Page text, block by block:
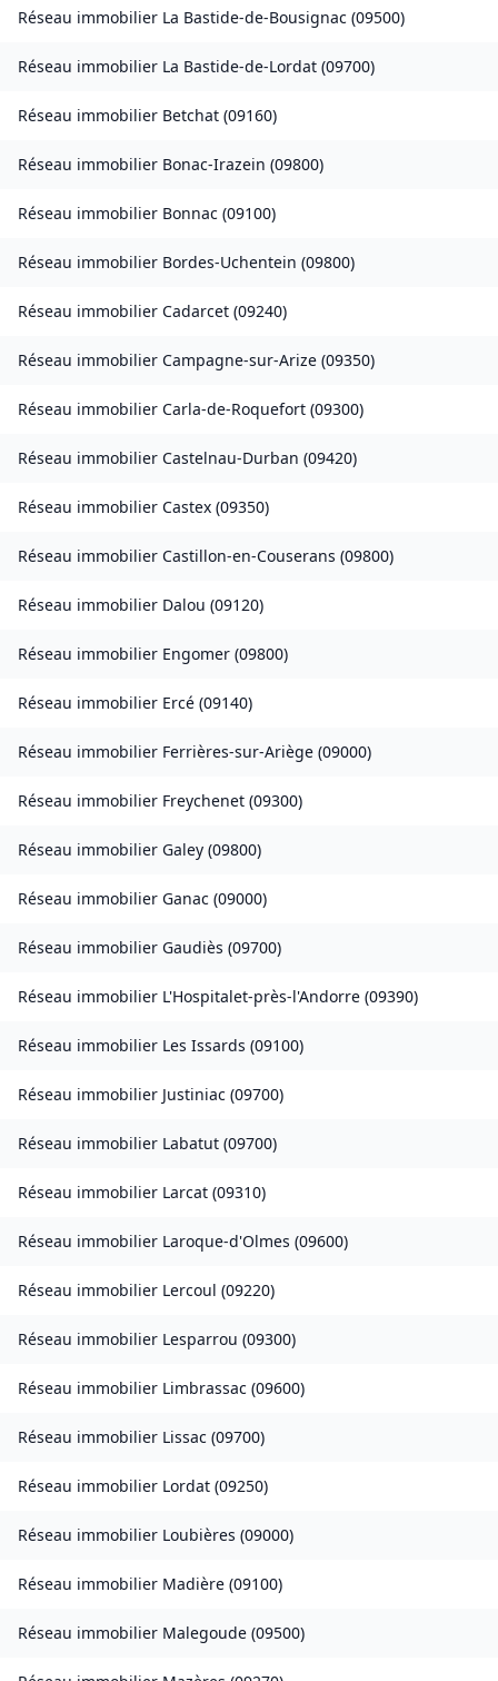
Réseau immobilier La Bastide-de-Bousignac (09500)
Réseau immobilier La Bastide-de-Lordat (09700)
Réseau immobilier Betchat (09160)
Réseau immobilier Bonac-Irazein (09800)
Réseau immobilier Bonnac (09100)
Réseau immobilier Bordes-Uchentein (09800)
Réseau immobilier Cadarcet (09240)
Réseau immobilier Campagne-sur-Arize (09350)
Réseau immobilier Carla-de-Roquefort (09300)
Réseau immobilier Castelnau-Durban (09420)
Réseau immobilier Castex (09350)
Réseau immobilier Castillon-en-Couserans (09800)
Réseau immobilier Dalou (09120)
Réseau immobilier Engomer (09800)
Réseau immobilier Ercé (09140)
Réseau immobilier Ferrières-sur-Ariège (09000)
Réseau immobilier Freychenet (09300)
Réseau immobilier Galey (09800)
Réseau immobilier Ganac (09000)
Réseau immobilier Gaudiès (09700)
Réseau immobilier L'Hospitalet-près-l'Andorre (09390)
Réseau immobilier Les Issards (09100)
Réseau immobilier Justiniac (09700)
Réseau immobilier Labatut (09700)
Réseau immobilier Larcat (09310)
Réseau immobilier Laroque-d'Olmes (09600)
Réseau immobilier Lercoul (09220)
Réseau immobilier Lesparrou (09300)
Réseau immobilier Limbrassac (09600)
Réseau immobilier Lissac (09700)
Réseau immobilier Lordat (09250)
Réseau immobilier Loubières (09000)
Réseau immobilier Madière (09100)
Réseau immobilier Malegoude (09500)